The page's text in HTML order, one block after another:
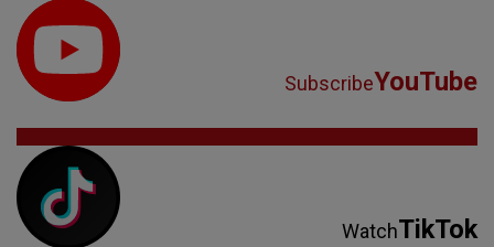
SubscribeYouTube
WatchTikTok